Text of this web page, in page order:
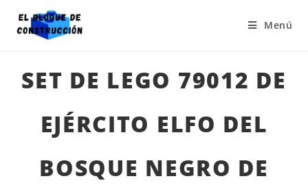
Menú
SET DE LEGO 79012 DE
EJÉRCITO ELFO DEL
BOSQUE NEGRO DE